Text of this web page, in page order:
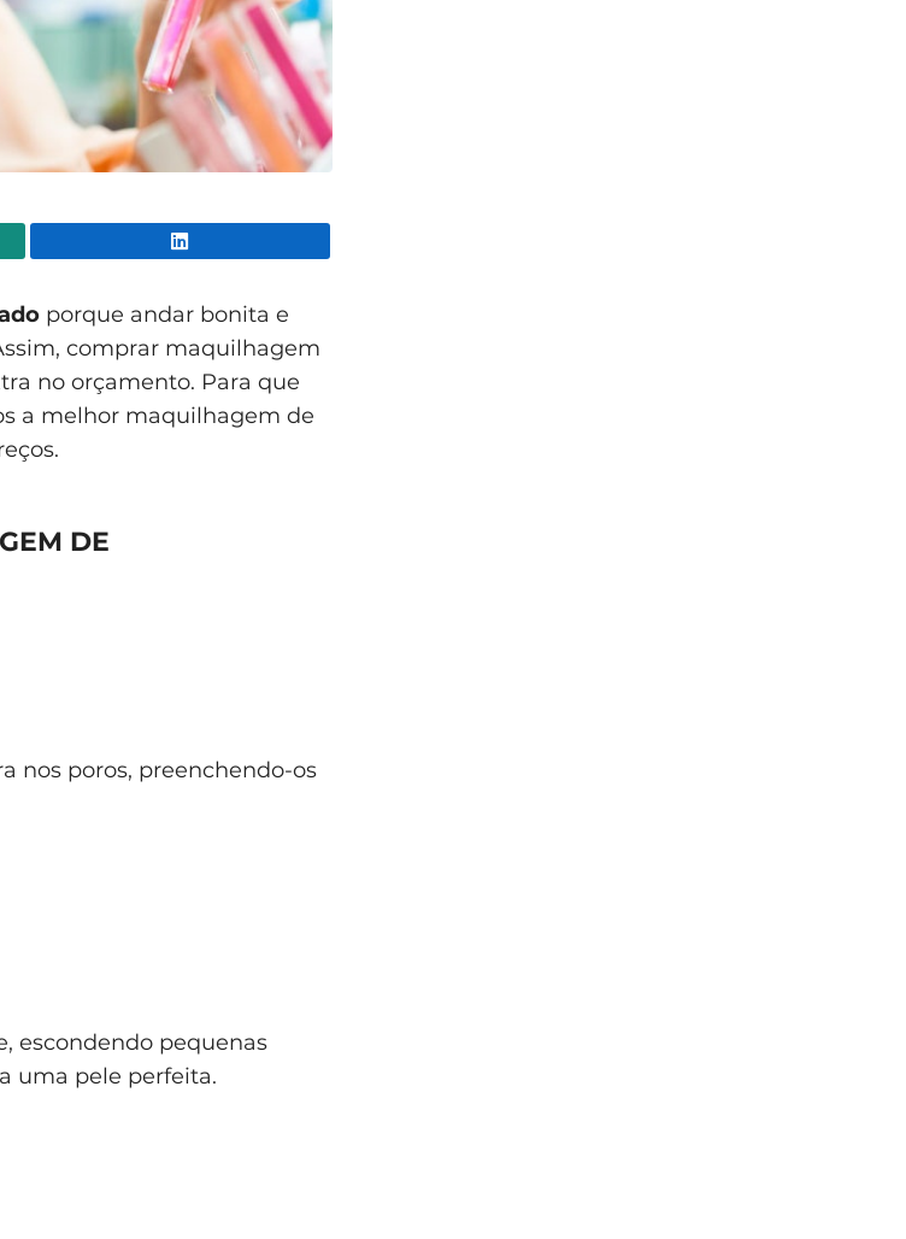
porque andar bonita e
comprar maquilhagem
no orçamento. Para que
a melhor maquilhagem de
DE
nos poros, preenchendo-os
escondendo pequenas
uma pele perfeita.